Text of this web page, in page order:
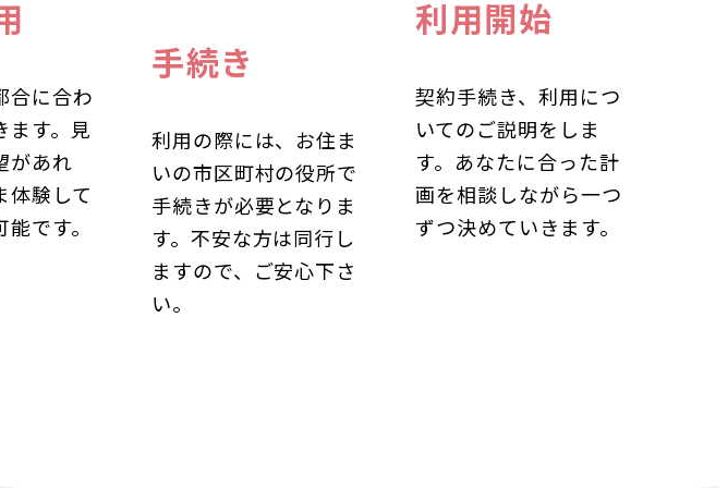
合に合わ
ます。見
があれ
体験して
です。
手続き
利用の際には、お住ま
いの市区町村の役所で
手続きが必要となりま
す。不安な方は同行し
ますので、ご安心下さ
い。
利用開始
契約手続き、利用につ
いてのご説明をしま
す。あなたに合った計
画を相談しながら一つ
ずつ決めていきます。